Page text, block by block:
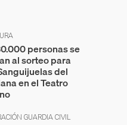
personas se
al sorteo para
del
en el Teatro
GUARDIA CIVIL